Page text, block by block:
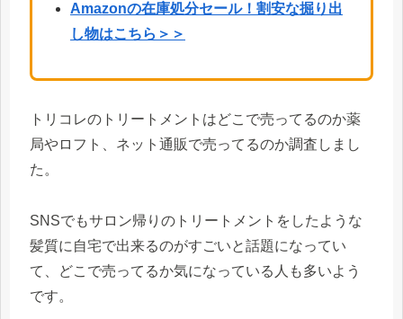
Amazonの在庫処分セール！割安な掘り出
し物はこちら＞＞
トリコレのトリートメントはどこで売ってるのか薬
局やロフト、ネット通販で売ってるのか調査しまし
た。
SNSでもサロン帰りのトリートメントをしたような
髪質に自宅で出来るのがすごいと話題になってい
て、どこで売ってるか気になっている人も多いよう
です。